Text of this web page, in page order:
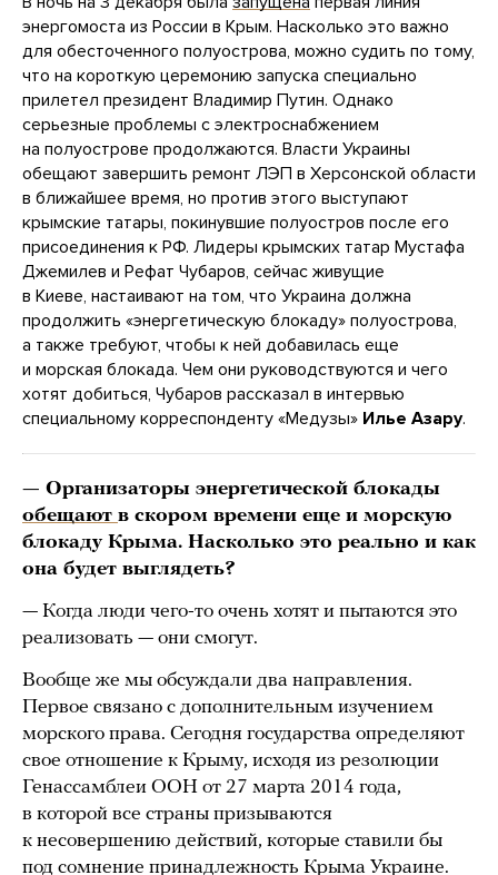
энергомоста из России в Крым. Насколько это важно
для обесточенного полуострова, можно судить по тому,
что на короткую церемонию запуска специально
прилетел президент Владимир Путин. Однако
серьезные проблемы с электроснабжением
на полуострове продолжаются. Власти Украины
обещают завершить ремонт ЛЭП в Херсонской области
в ближайшее время, но против этого выступают
крымские татары, покинувшие полуостров после его
присоединения к РФ. Лидеры крымских татар Мустафа
Джемилев и Рефат Чубаров, сейчас живущие
в Киеве, настаивают на том, что Украина должна
продолжить «энергетическую блокаду» полуострова,
а также требуют, чтобы к ней добавилась еще
и морская блокада. Чем они руководствуются и чего
хотят добиться, Чубаров рассказал в интервью
специальному корреспонденту «Медузы» Илье Азару.
— Организаторы энергетической блокады
обещают в скором времени еще и морскую
блокаду Крыма. Насколько это реально и как
она будет выглядеть?
— Когда люди чего-то очень хотят и пытаются это
реализовать — они смогут.
Вообще же мы обсуждали два направления.
Первое связано с дополнительным изучением
морского права. Сегодня государства определяют
свое отношение к Крыму, исходя из резолюции
Генассамблеи ООН от 27 марта 2014 года,
в которой все страны призываются
к несовершению действий, которые ставили бы
под сомнение принадлежность Крыма Украине.